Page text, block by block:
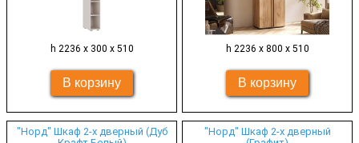
h 2236 х 300 х 510 h 2236 х 800 х 510
"Норд" Шкаф 2-х дверный (Дуб
"Норд" Шкаф 2-х дверный